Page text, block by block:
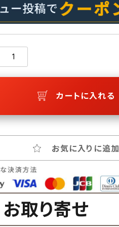
カートに入れる
お気に入りに追加
お取り寄せ